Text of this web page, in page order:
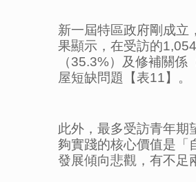
新一屆特區政府剛成立
果顯示，在受訪的
（35.3%）及修補關
屋短缺問題【表11】。
此外，最多受訪青年期
夠實踐的核心價值是「
發展傾向悲觀，有不足